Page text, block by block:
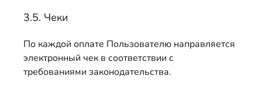
3.5. Чеки
По каждой оплате Пользователю направляется
электронный чек в соответствии с
требованиями законодательства.